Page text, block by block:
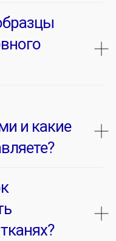
и какие